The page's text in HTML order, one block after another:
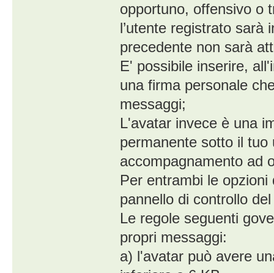
opportuno, offensivo o
l’utente registrato sarà
precedente non sarà
E' possibile inserire,
una firma personale
messaggi;
L'avatar invece è una
permanente sotto il tuo
accompagnamento ad
Per entrambi le
pannello di controllo
Le regole seguenti
propri messaggi:
a) l'avatar può avere